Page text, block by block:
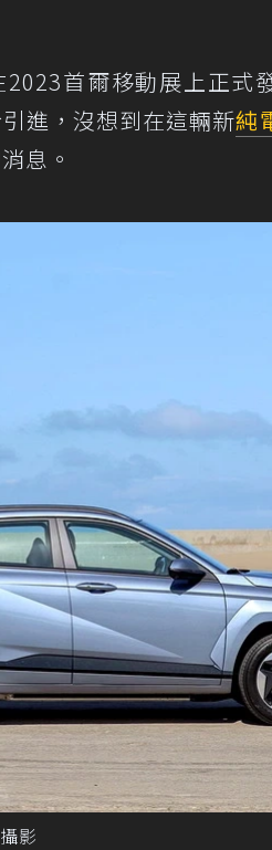
2023首爾移動展上正式
進，沒想到在這輛新純
息。
影